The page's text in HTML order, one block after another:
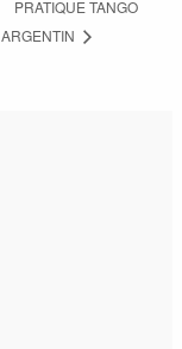
PRATIQUE TANGO
ARGENTIN